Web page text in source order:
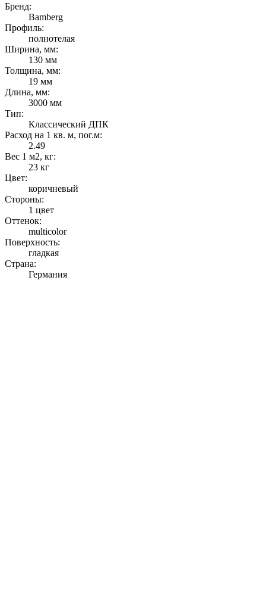
Бренд:
Bamberg
Профиль:
полнотелая
Ширина, мм:
130 мм
Толщина, мм:
19 мм
Длина, мм:
3000 мм
Тип:
Классический ДПК
Расход на 1 кв. м, пог.м:
2.49
Вес 1 м2, кг:
23 кг
Цвет:
коричневый
Стороны:
1 цвет
Оттенок:
multicolor
Поверхность:
гладкая
Страна:
Германия